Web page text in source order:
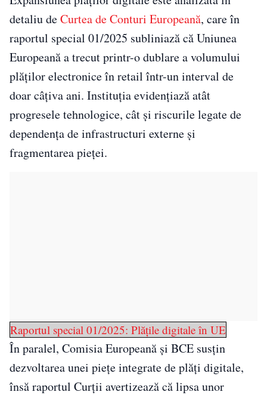
detaliu deCurtea de Conturi Europeană, care în
raportul special 01/2025 subliniază că Uniunea
Europeană a trecut printr-o dublare a volumului
plăților electronice în retail într-un interval de
doar câțiva ani. Instituția evidențiază atât
progresele tehnologice, cât și riscurile legate de
dependența de infrastructuri externe și
fragmentarea pieței.
Raportul special 01/2025: Plățile digitale în UE
În paralel, Comisia Europeană și BCE susțin
dezvoltarea unei piețe integrate de plăți digitale,
însă raportul Curții avertizează că lipsa unor